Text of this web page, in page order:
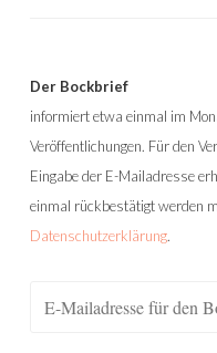
Der Bockbrief
informiert etwa einmal im
Veröffentlichungen. Für den
Eingabe der E-Mailadresse
einmal rückbestätigt werden
Datenschutzerklärung.